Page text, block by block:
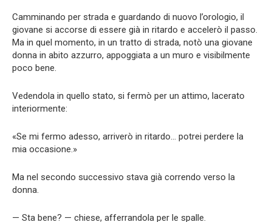
Camminando per strada e guardando di nuovo l’orologio, il
giovane si accorse di essere già in ritardo e accelerò il passo.
Ma in quel momento, in un tratto di strada, notò una giovane
donna in abito azzurro, appoggiata a un muro e visibilmente
poco bene.
Vedendola in quello stato, si fermò per un attimo, lacerato
interiormente:
«Se mi fermo adesso, arriverò in ritardo… potrei perdere la
mia occasione.»
Ma nel secondo successivo stava già correndo verso la
donna.
— Sta bene? — chiese, afferrandola per le spalle.